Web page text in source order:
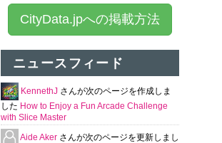
CityData.jpへの掲載方法
ニュースフィード
KennethJ さんが次のページを作成しま
した How to Enjoy a Fun Arcade Challenge
with Slice Master
Aide Aker さんが次のページを更新しまし